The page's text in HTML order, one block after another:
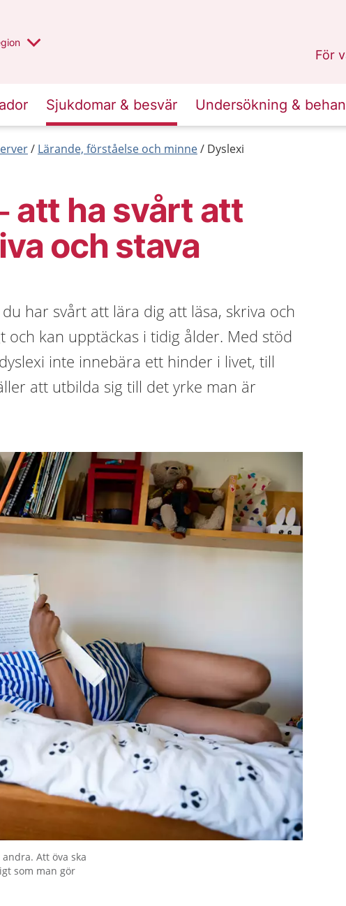
valt region
annan
För
Sjukdomar & besvär Undersökning &
Lärande, förståelse och minne Dyslexi
att ha svårt att
och stava
har svårt att lära dig att läsa, skriva och
och kan upptäckas i tidig ålder. Med stöd
inte innebära ett hinder i livet, till
att utbilda sig till det yrke man är
Att öva ska
som man gör